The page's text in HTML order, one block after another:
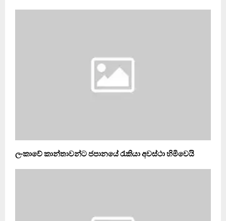
ලංකාවේ කාන්තාවන්ට ජපානයේ රැකියා අවස්ථා හිමිවෙයි